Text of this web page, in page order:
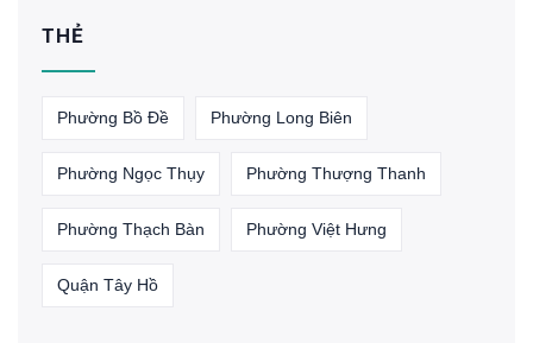
THẺ
Phường Bồ Đề Phường Long Biên
Phường Ngọc Thụy Phường Thượng Thanh
Phường Thạch Bàn Phường Việt Hưng
Quận Tây Hồ